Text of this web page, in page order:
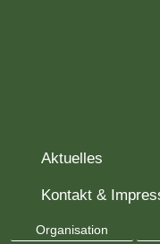
Aktuelles
Kontakt &
Organisation